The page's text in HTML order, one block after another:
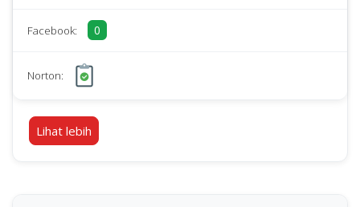
Facebook: 0
Norton:
Lihat lebih